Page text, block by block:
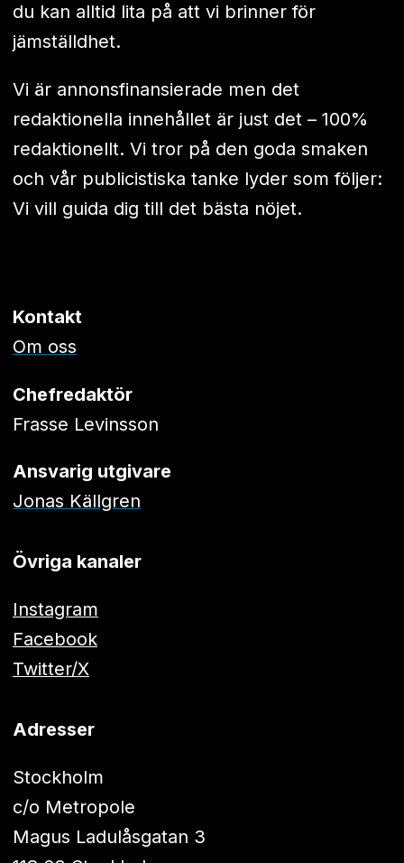
du kan alltid lita på att vi brinner för
jämställdhet.
Vi är annonsfinansierade men det
redaktionella innehållet är just det – 100%
redaktionellt. Vi tror på den goda smaken
och vår publicistiska tanke lyder som följer:
Vi vill guida dig till det bästa nöjet.
Kontakt
Om oss
Chefredaktör
Frasse Levinsson
Ansvarig utgivare
Jonas Källgren
Övriga kanaler
Instagram
Facebook
Twitter/X
Adresser
Stockholm
c/o Metropole
Magus Ladulåsgatan 3